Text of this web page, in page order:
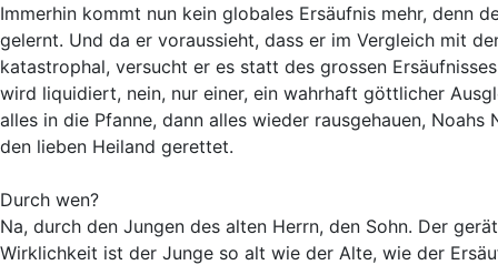
Immerhin kommt nun kein globales Ersäufnis mehr, denn
gelernt. Und da er voraussieht, dass er im Vergleich mit
katastrophal, versucht er es statt des grossen
wird liquidiert, nein, nur einer, ein wahrhaft göttlicher
alles in die Pfanne, dann alles wieder rausgehauen,
den lieben Heiland gerettet.
Durch wen?
Na, durch den Jungen des alten Herrn, den Sohn. Der
Wirklichkeit ist der Junge so alt wie der Alte, wie der